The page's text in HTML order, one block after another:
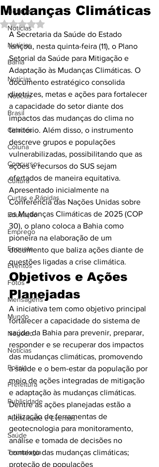
Notícias
Notícias
Notícias
Bahia
Notícias
Notícias
Brasil
Cidades
Coluna
Concursos
Cultura
Curtas e Rápidas
Educação
Emprego
Enquete
Eventos
Fotos
Mensagens
Mundo
Negócio
Noticias
Policia
Prefeitura
Publicidade
Publicidade e Eventos.
Saúde
Tecnologia
Mudanças Climáticas
Avaliado com NaN de 5 estrelas.
A Secretaria da Saúde do Estado
lançou, nesta quinta-feira (11), o Plano
Setorial da Saúde para Mitigação e
Adaptação às Mudanças Climáticas. O
documento estratégico consolida
diretrizes, metas e ações para fortalecer
a capacidade do setor diante dos
impactos das mudanças do clima no
território. Além disso, o instrumento
descreve grupos e populações
vulnerabilizadas, possibilitando que as
ações e recursos do SUS sejam
ofertados de maneira equitativa.
Apresentado inicialmente na
Conferência das Nações Unidas sobre
as Mudanças Climáticas de 2025 (COP
30), o plano coloca a Bahia como
pioneira na elaboração de um
documento que baliza ações diante de
questões ligadas a crise climática.
Objetivos e Ações
Planejadas
A iniciativa tem como objetivo principal
fortalecer a capacidade do sistema de
saúde da Bahia para prevenir, preparar,
responder e se recuperar dos impactos
das mudanças climáticas, promovendo
a saúde e o bem-estar da população por
meio de ações integradas de mitigação
e adaptação às mudanças climáticas.
Dentre as ações planejadas estão a
utilização de ferramentas de
geotecnologia para monitoramento,
análise e tomada de decisões no
contexto das mudanças climáticas;
proteção de populações